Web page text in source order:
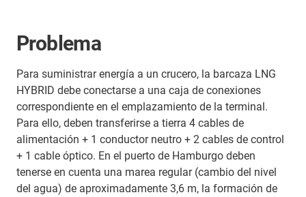
Problema
Para suministrar energía a un crucero, la barcaza LNG
HYBRID debe conectarse a una caja de conexiones
correspondiente en el emplazamiento de la terminal.
Para ello, deben transferirse a tierra 4 cables de
alimentación + 1 conductor neutro + 2 cables de control
+ 1 cable óptico. En el puerto de Hamburgo deben
tenerse en cuenta una marea regular (cambio del nivel
del agua) de aproximadamente 3,6 m, la formación de